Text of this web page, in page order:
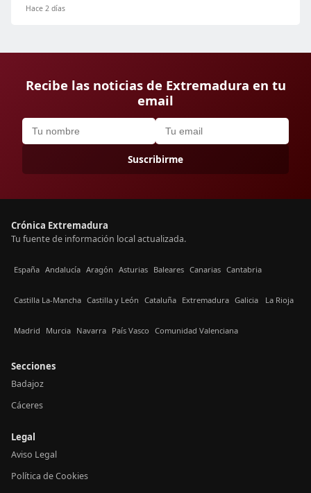
Hace 2 días
Recibe las noticias de Extremadura en tu
email
Suscribirme
Crónica Extremadura
Tu fuente de información local actualizada.
España Andalucía Aragón Asturias Baleares Canarias Cantabria
Castilla La-Mancha Castilla y León Cataluña Extremadura Galicia La Rioja
Madrid Murcia Navarra País Vasco Comunidad Valenciana
Secciones
Badajoz
Cáceres
Legal
Aviso Legal
Política de Cookies